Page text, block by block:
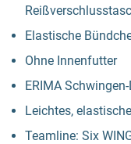
Elastische
Ohne Innenfutter
ERIMA
Leichtes,
Teamline: Six